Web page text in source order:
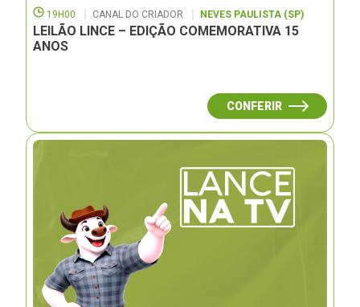
19H00 CANAL DO CRIADOR NEVES PAULISTA (SP)
LEILÃO LINCE – EDIÇÃO COMEMORATIVA 15
ANOS
CONFERIR